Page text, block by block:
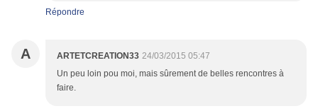
Répondre
A ARTETCREATION33 24/03/2015 05:47
Un peu loin pou moi, mais sûrement de belles rencontres à
faire.